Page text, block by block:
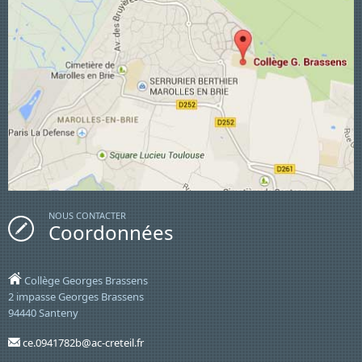
NOUS CONTACTER
Coordonnées
Collège Georges Brassens
2 impasse Georges Brassens
94440 Santeny
ce.0941782b@ac-creteil.fr